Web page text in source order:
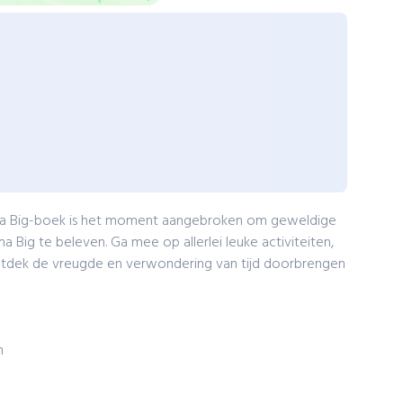
Big-boek is het moment aangebroken om geweldige
Big te beleven. Ga mee op allerlei leuke activiteiten,
de vreugde en verwondering van tijd doorbrengen